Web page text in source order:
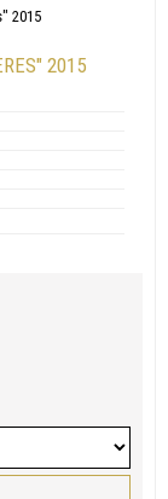
2015